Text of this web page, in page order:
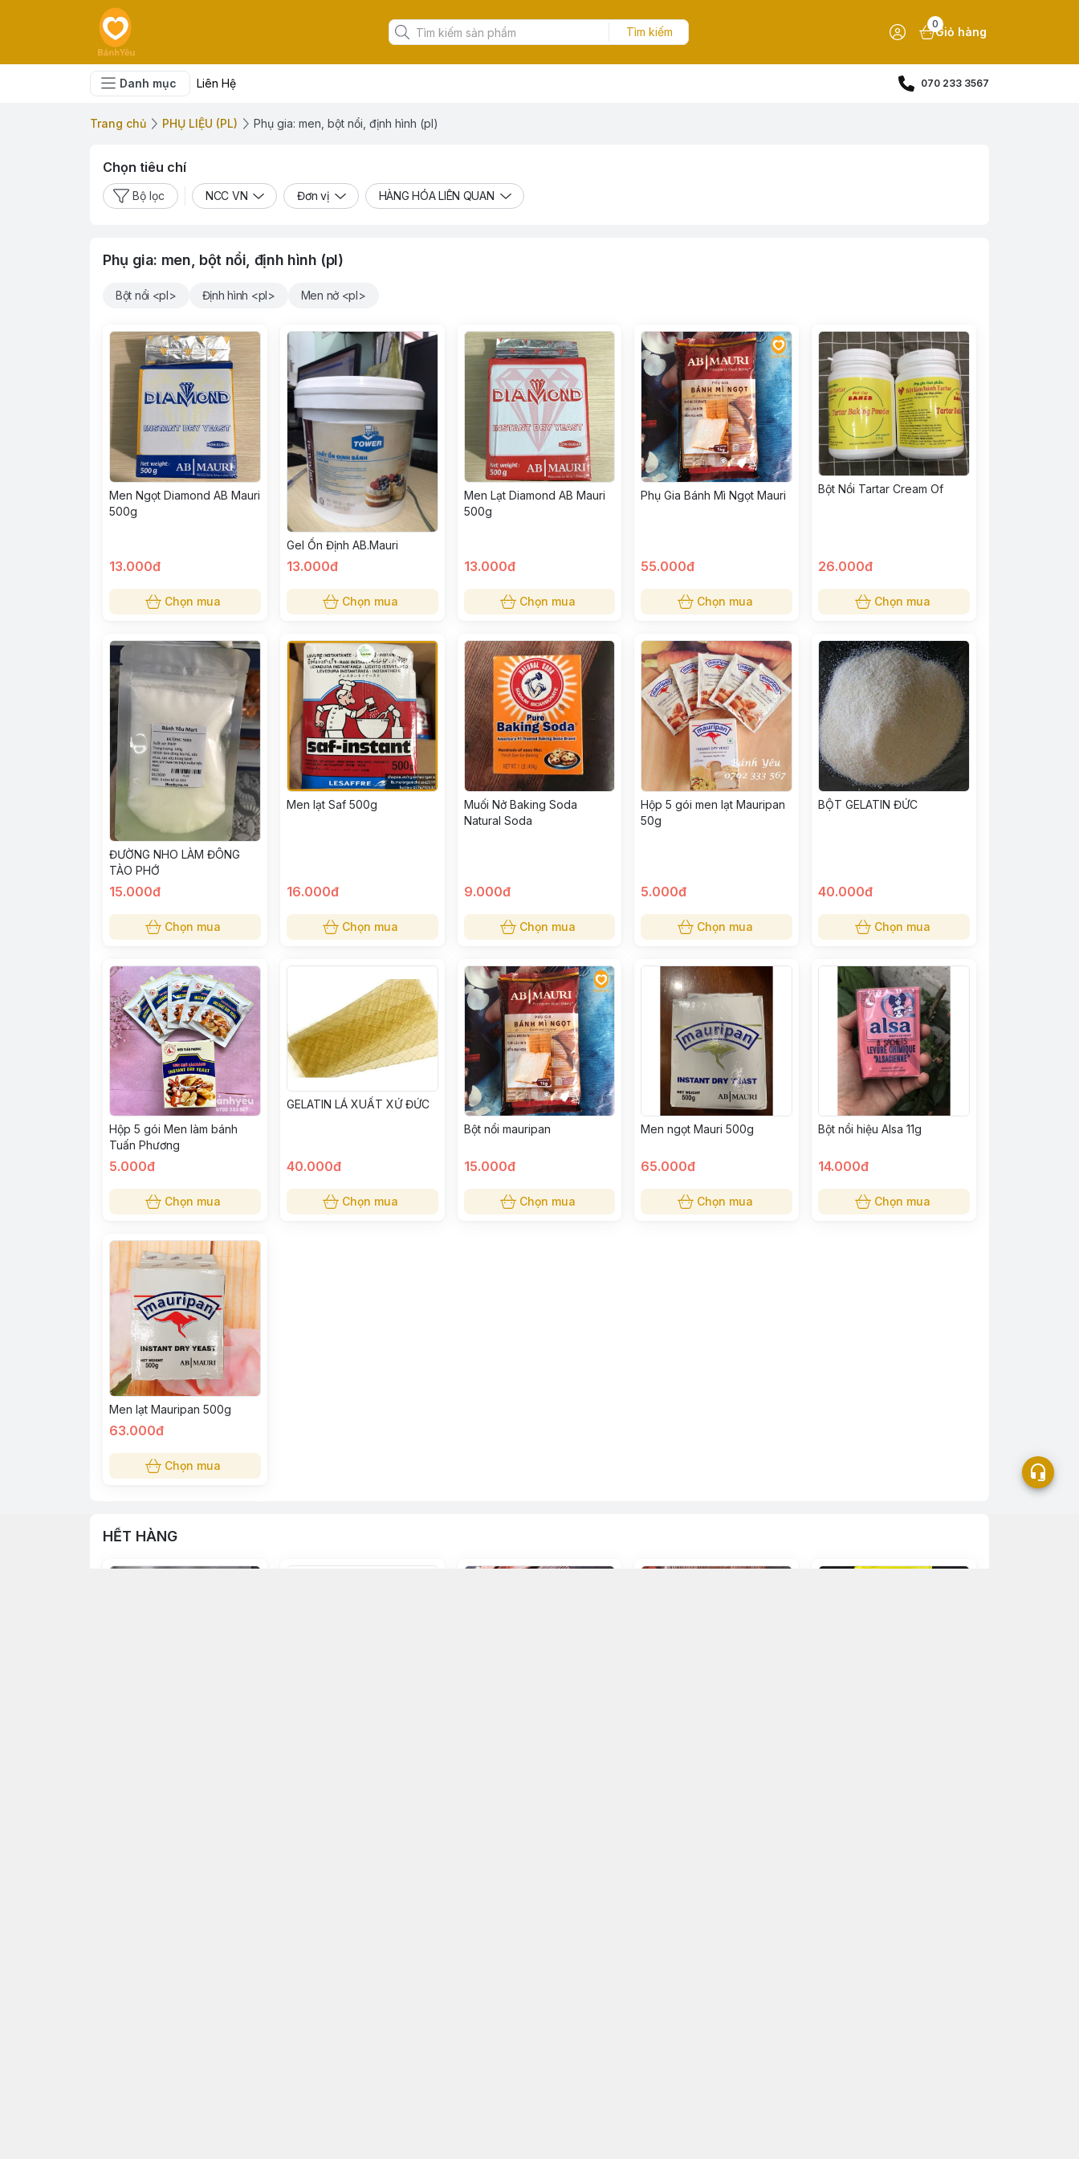
Tìm kiếm
0
Giỏ hàng
Danh mục Liên Hệ 070 233 3567
Trang chủ PHỤ LIỆU (PL) Phụ gia: men, bột nổi, định hình (pl)
Chọn tiêu chí
Bộ lọc NCC VN Đơn vị HÀNG HÓA LIÊN QUAN
Phụ gia: men, bột nổi, định hình (pl)
Bột nổi <pl> Định hình <pl> Men nở <pl>
Men Ngọt Diamond AB Mauri
500g
13.000đ
Chọn mua
Gel Ổn Định AB.Mauri
13.000đ
Chọn mua
Men Lạt Diamond AB Mauri
500g
13.000đ
Chọn mua
Phụ Gia Bánh Mì Ngọt Mauri
55.000đ
Chọn mua
Bột Nổi Tartar Cream Of
26.000đ
Chọn mua
ĐƯỜNG NHO LÀM ĐÔNG
TÀO PHỚ
15.000đ
Chọn mua
Men lạt Saf 500g
16.000đ
Chọn mua
Muối Nở Baking Soda
Natural Soda
9.000đ
Chọn mua
Hộp 5 gói men lạt Mauripan
50g
5.000đ
Chọn mua
BỘT GELATIN ĐỨC
40.000đ
Chọn mua
Hộp 5 gói Men làm bánh
Tuấn Phương
5.000đ
Chọn mua
GELATIN LÁ XUẤT XỨ ĐỨC
40.000đ
Chọn mua
Bột nổi mauripan
15.000đ
Chọn mua
Men ngọt Mauri 500g
65.000đ
Chọn mua
Bột nổi hiệu Alsa 11g
14.000đ
Chọn mua
Men lạt Mauripan 500g
63.000đ
Chọn mua
HẾT HÀNG